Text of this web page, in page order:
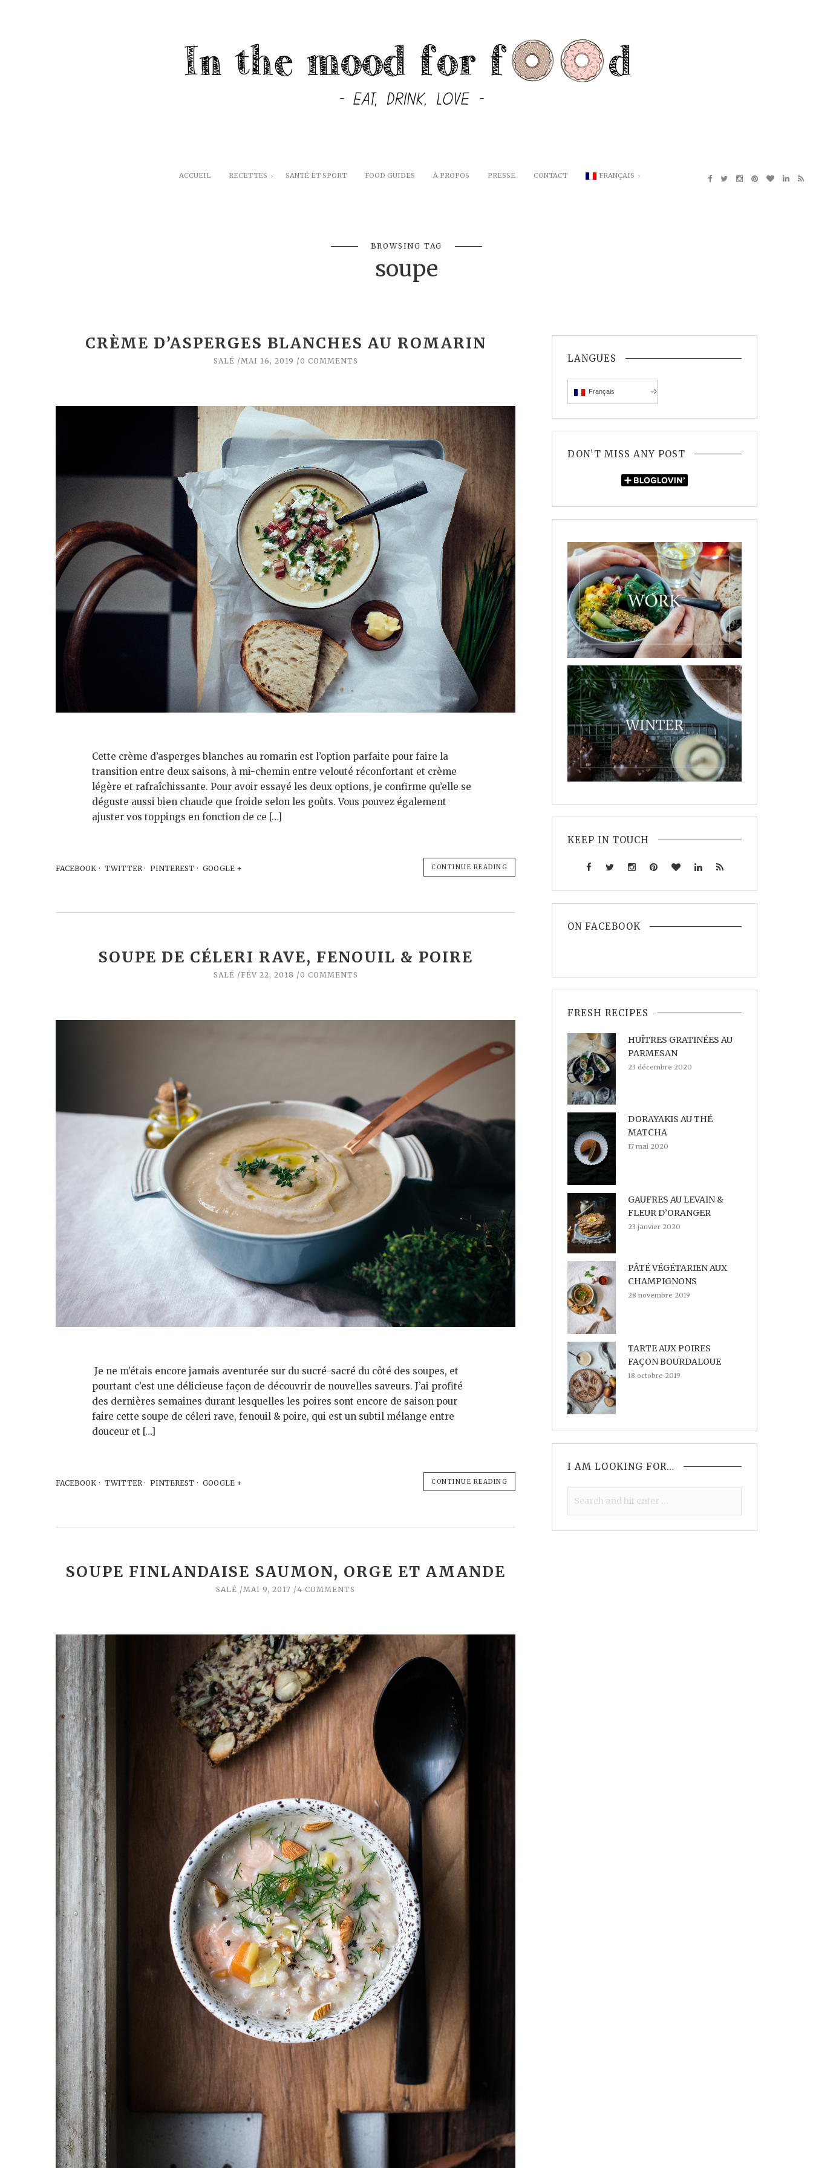
ACCUEIL RECETTES SANTÉ ET SPORT FOOD GUIDES À PROPOS PRESSE CONTACT FRANÇAIS
BROWSING TAG
soupe
CRÈME D’ASPERGES BLANCHES AU ROMARIN
SALÉ MAI 16, 2019 0 COMMENTS
Cette crème d’asperges blanches au romarin est l’option parfaite pour faire la
transition entre deux saisons, à mi-chemin entre velouté réconfortant et crème
légère et rafraîchissante. Pour avoir essayé les deux options, je confirme qu’elle se
déguste aussi bien chaude que froide selon les goûts. Vous pouvez également
ajuster vos toppings en fonction de ce […]
CONTINUE READING
FACEBOOK TWITTER PINTEREST GOOGLE +
SOUPE DE CÉLERI RAVE, FENOUIL & POIRE
SALÉ FÉV 22, 2018 0 COMMENTS
Je ne m’étais encore jamais aventurée sur du sucré-sacré du côté des soupes, et
pourtant c’est une délicieuse façon de découvrir de nouvelles saveurs. J’ai profité
des dernières semaines durant lesquelles les poires sont encore de saison pour
faire cette soupe de céleri rave, fenouil & poire, qui est un subtil mélange entre
douceur et […]
CONTINUE READING
FACEBOOK TWITTER PINTEREST GOOGLE +
SOUPE FINLANDAISE SAUMON, ORGE ET AMANDE
SALÉ MAI 9, 2017 4 COMMENTS
LANGUES
Français
DON’T MISS ANY POST
KEEP IN TOUCH
ON FACEBOOK
FRESH RECIPES
HUÎTRES GRATINÉES AU
PARMESAN
23 décembre 2020
DORAYAKIS AU THÉ
MATCHA
17 mai 2020
GAUFRES AU LEVAIN &
FLEUR D’ORANGER
23 janvier 2020
PÂTÉ VÉGÉTARIEN AUX
CHAMPIGNONS
28 novembre 2019
TARTE AUX POIRES
FAÇON BOURDALOUE
18 octobre 2019
I AM LOOKING FOR…